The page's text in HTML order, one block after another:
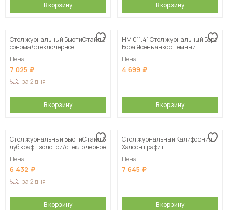
В корзину В корзину
Стол журнальный БьютиСтайл 5
сонома/стекло черное
Цена
7 025
за 2 дня
В корзину
НМ 011.41 Стол журнальный Бора-
Бора Ясень анкор темный
Цена
4 699
В корзину
Стол журнальный БьютиСтайл 6
дуб крафт золотой/стекло черное
Цена
6 432
за 2 дня
В корзину
Стол журнальный Калифорния
Хадсон графит
Цена
7 645
В корзину